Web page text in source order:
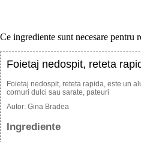
Ce ingrediente sunt necesare pentru
Foietaj nedospit, reteta
Foietaj nedospit, reteta rapida, este un
cornuri dulci sau sarate, pateuri
Autor: Gina Bradea
Ingrediente